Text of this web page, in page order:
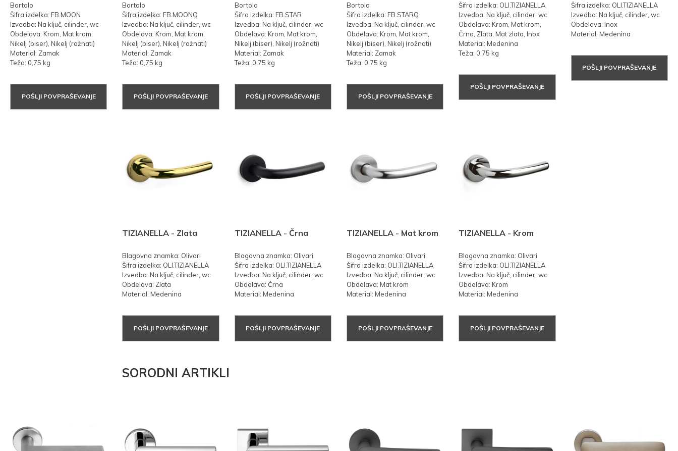
Bortolo
Šifra izdelka: FB.MOON
Izvedba: Na ključ, cilinder, wc
Obdelava: Krom, Mat krom,
Nikelj (biser), Nikelj (rožnati)
Material: Zamak
Teža: 0,75 kg
POŠLJI POVPRAŠEVANJE
Bortolo
Šifra izdelka: FB.MOONQ
Izvedba: Na ključ, cilinder, wc
Obdelava: Krom, Mat krom,
Nikelj (biser), Nikelj (rožnati)
Material: Zamak
Teža: 0,75 kg
POŠLJI POVPRAŠEVANJE
Bortolo
Šifra izdelka: FB.STAR
Izvedba: Na ključ, cilinder, wc
Obdelava: Krom, Mat krom,
Nikelj (biser), Nikelj (rožnati)
Material: Zamak
Teža: 0,75 kg
POŠLJI POVPRAŠEVANJE
Bortolo
Šifra izdelka: FB.STARQ
Izvedba: Na ključ, cilinder, wc
Obdelava: Krom, Mat krom,
Nikelj (biser), Nikelj (rožnati)
Material: Zamak
Teža: 0,75 kg
POŠLJI POVPRAŠEVANJE
Šifra izdelka: OLI.TIZIANELLA
Izvedba: Na ključ, cilinder, wc
Obdelava: Krom, Mat krom,
Črna, Zlata, Mat zlata, Inox
Material: Medenina
Teža: 0,75 kg
POŠLJI POVPRAŠEVANJE
Šifra izdelka: OLI.TIZIANELLA
Izvedba: Na ključ, cilinder, wc
Obdelava: Inox
Material: Medenina
POŠLJI POVPRAŠEVANJE
TIZIANELLA - Zlata
Blagovna znamka: Olivari
Šifra izdelka: OLI.TIZIANELLA
Izvedba: Na ključ, cilinder, wc
Obdelava: Zlata
Material: Medenina
POŠLJI POVPRAŠEVANJE
TIZIANELLA - Črna
Blagovna znamka: Olivari
Šifra izdelka: OLI.TIZIANELLA
Izvedba: Na ključ, cilinder, wc
Obdelava: Črna
Material: Medenina
POŠLJI POVPRAŠEVANJE
TIZIANELLA - Mat krom
Blagovna znamka: Olivari
Šifra izdelka: OLI.TIZIANELLA
Izvedba: Na ključ, cilinder, wc
Obdelava: Mat krom
Material: Medenina
POŠLJI POVPRAŠEVANJE
TIZIANELLA - Krom
Blagovna znamka: Olivari
Šifra izdelka: OLI.TIZIANELLA
Izvedba: Na ključ, cilinder, wc
Obdelava: Krom
Material: Medenina
POŠLJI POVPRAŠEVANJE
SORODNI ARTIKLI